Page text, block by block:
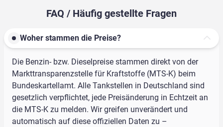
FAQ / Häufig gestellte Fragen
Woher stammen die Preise?
Die Benzin- bzw. Dieselpreise stammen direkt von der
Markttransparenzstelle für Kraftstoffe (MTS-K) beim
Bundeskartellamt. Alle Tankstellen in Deutschland sind
gesetzlich verpflichtet, jede Preisänderung in Echtzeit an
die MTS-K zu melden. Wir greifen unverändert und
automatisch auf diese offiziellen Daten zu –